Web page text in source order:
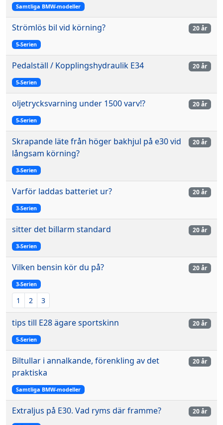
Samtliga BMW-modeller
Strömlös bil vid körning?
5-Serien
20 år
Pedalställ / Kopplingshydraulik E34
5-Serien
20 år
oljetrycksvarning under 1500 varv!?
5-Serien
20 år
Skrapande läte från höger bakhjul på e30 vid
långsam körning?
3-Serien
20 år
Varför laddas batteriet ur?
3-Serien
20 år
sitter det billarm standard
3-Serien
20 år
Vilken bensin kör du på?
3-Serien
1 2 3
20 år
tips till E28 ägare sportskinn
5-Serien
20 år
Biltullar i annalkande, förenkling av det
praktiska
Samtliga BMW-modeller
20 år
Extraljus på E30. Vad ryms där framme? 20 år